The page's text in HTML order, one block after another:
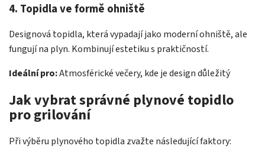
4. Topidla ve formě ohniště
Designová topidla, která vypadají jako moderní ohniště, ale
fungují na plyn. Kombinují estetiku s praktičností.
Ideální pro:Atmosférické večery, kde je design důležitý
Jak vybrat správné plynové topidlo
pro grilování
Při výběru plynového topidla zvažte následující faktory: